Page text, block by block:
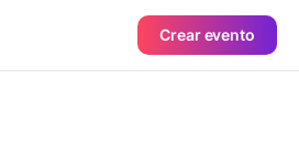
Crear evento